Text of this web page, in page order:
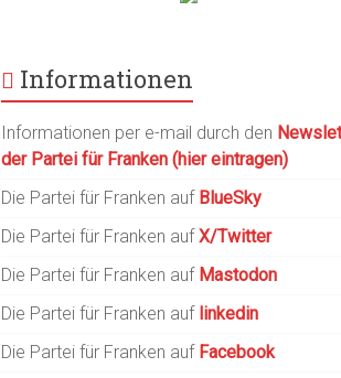
Informationen
Informationen per e-mail durch den
der Partei für Franken (hier eintragen)
Die Partei für Franken auf BlueSky
Die Partei für Franken aufX/Twitter
Die Partei für Franken auf Mastodon
Die Partei für Franken auf linkedin
Die Partei für Franken auf Facebook